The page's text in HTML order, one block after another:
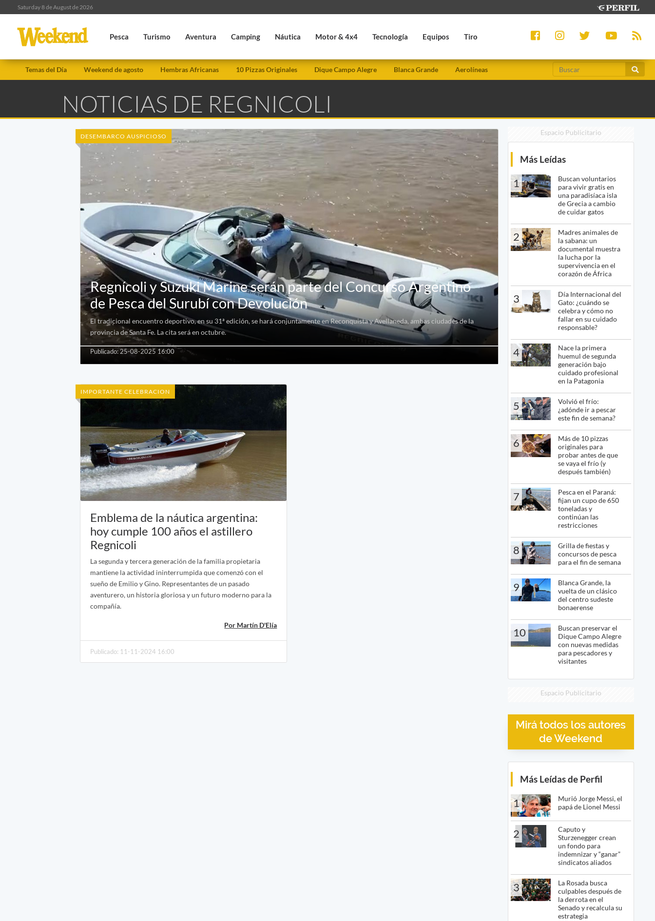
Saturday 8 de August de 2026
Pesca Turismo Aventura Camping Náutica Motor & 4x4 Tecnología Equipos Tiro
Temas del Día Weekend de agosto Hembras Africanas 10 Pizzas Originales Dique Campo Alegre Blanca Grande Aerolíneas
NOTICIAS DE REGNICOLI
DESEMBARCO AUSPICIOSO
Regnícoli y Suzuki Marine serán parte del Concurso Argentino
de Pesca del Surubí con Devolución
El tradicional encuentro deportivo, en su 31ª edición, se hará conjuntamente en Reconquista y Avellaneda, ambas ciudades de la
provincia de Santa Fe. La cita será en octubre.
Publicado: 25-08-2025 16:00
IMPORTANTE CELEBRACION
Emblema de la náutica argentina:
hoy cumple 100 años el astillero
Regnicoli
La segunda y tercera generación de la familia propietaria
mantiene la actividad ininterrumpida que comenzó con el
sueño de Emilio y Gino. Representantes de un pasado
aventurero, un historia gloriosa y un futuro moderno para la
compañía.
Por Martín D'Elía
Publicado: 11-11-2024 16:00
Espacio Publicitario
Más Leídas
1
Buscan voluntarios
para vivir gratis en
una paradisíaca isla
de Grecia a cambio
de cuidar gatos
2
Madres animales de
la sabana: un
documental muestra
la lucha por la
supervivencia en el
corazón de África
3
Día Internacional del
Gato: ¿cuándo se
celebra y cómo no
fallar en su cuidado
responsable?
4
Nace la primera
huemul de segunda
generación bajo
cuidado profesional
en la Patagonia
5
Volvió el frío:
¿adónde ir a pescar
este fin de semana?
6
Más de 10 pizzas
originales para
probar antes de que
se vaya el frío (y
después también)
7
Pesca en el Paraná:
fijan un cupo de 650
toneladas y
continúan las
restricciones
8
Grilla de fiestas y
concursos de pesca
para el fin de semana
9
Blanca Grande, la
vuelta de un clásico
del centro sudeste
bonaerense
10
Buscan preservar el
Dique Campo Alegre
con nuevas medidas
para pescadores y
visitantes
Espacio Publicitario
Mirá todos los autores
de Weekend
Más Leídas de Perfil
1
Murió Jorge Messi, el
papá de Lionel Messi
2
Caputo y
Sturzenegger crean
un fondo para
indemnizar y “ganar”
sindicatos aliados
3
La Rosada busca
culpables después de
la derrota en el
Senado y recalcula su
estrategia